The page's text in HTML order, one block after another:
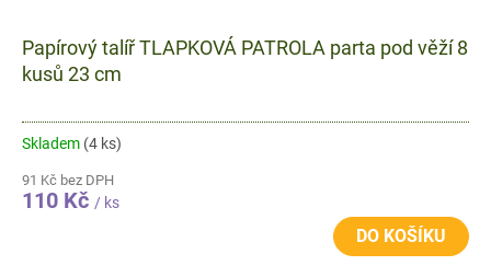
Papírový talíř TLAPKOVÁ PATROLA parta pod věží 8
kusů 23 cm
Skladem (4 ks)
91 Kč bez DPH
110 Kč / ks
DO KOŠÍKU